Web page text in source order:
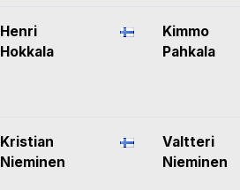
Henri
Hokkala
Kimmo
Pahkala
Kristian
Nieminen
Valtteri
Nieminen